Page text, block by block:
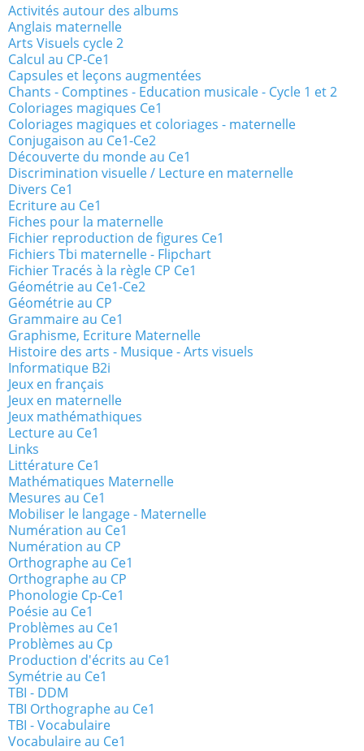
Activités autour des albums
Anglais maternelle
Arts Visuels cycle 2
Calcul au CP-Ce1
Capsules et leçons augmentées
Chants - Comptines - Education musicale - Cycle 1 et 2
Coloriages magiques Ce1
Coloriages magiques et coloriages - maternelle
Conjugaison au Ce1-Ce2
Découverte du monde au Ce1
Discrimination visuelle / Lecture en maternelle
Divers Ce1
Ecriture au Ce1
Fiches pour la maternelle
Fichier reproduction de figures Ce1
Fichiers Tbi maternelle - Flipchart
Fichier Tracés à la règle CP Ce1
Géométrie au Ce1-Ce2
Géométrie au CP
Grammaire au Ce1
Graphisme, Ecriture Maternelle
Histoire des arts - Musique - Arts visuels
Informatique B2i
Jeux en français
Jeux en maternelle
Jeux mathémathiques
Lecture au Ce1
Links
Littérature Ce1
Mathématiques Maternelle
Mesures au Ce1
Mobiliser le langage - Maternelle
Numération au Ce1
Numération au CP
Orthographe au Ce1
Orthographe au CP
Phonologie Cp-Ce1
Poésie au Ce1
Problèmes au Ce1
Problèmes au Cp
Production d'écrits au Ce1
Symétrie au Ce1
TBI - DDM
TBI Orthographe au Ce1
TBI - Vocabulaire
Vocabulaire au Ce1